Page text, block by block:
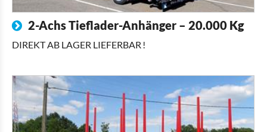
2-Achs Tieflader-Anhänger – 20.000 Kg
DIREKT AB LAGER LIEFERBAR !